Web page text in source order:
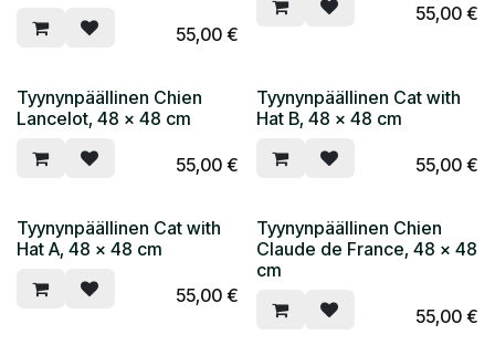
55,00€
55,00€
Tyynynpäällinen Chien
Lancelot, 48 x 48 cm
55,00€
Tyynynpäällinen Cat with
Hat B, 48 x 48 cm
55,00€
Tyynynpäällinen Cat with
Hat A, 48 x 48 cm
55,00€
Tyynynpäällinen Chien
Claude de France, 48 x 48
cm
55,00€